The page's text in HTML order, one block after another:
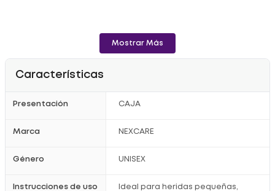
Mostrar Más
Características
Presentación CAJA
Marca NEXCARE
Género UNISEX
Instrucciones de uso
Ideal para heridas pequeñas,